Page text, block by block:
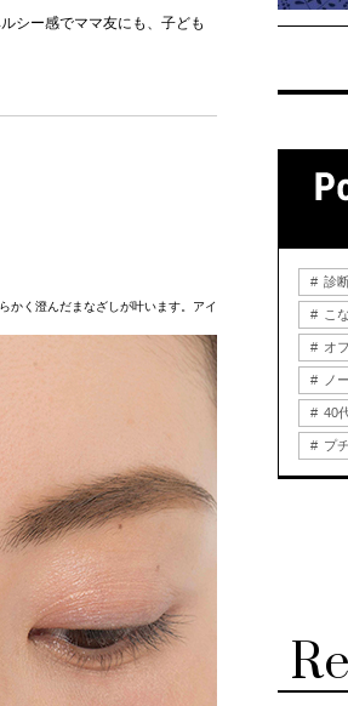
シー感でママ友にも、子ども
かく澄んだまなざしが叶います。アイ
診
こ
オ
ノ
40
プ